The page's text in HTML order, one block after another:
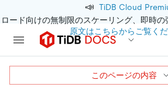
📣 TiDB Cloud
ード向けの無制限のスケーリング、即時
原文はこちらからご覧くだ
このページの内容